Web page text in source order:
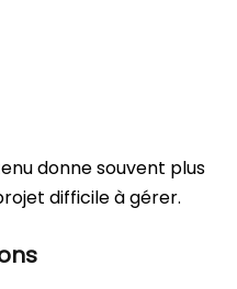
donne souvent plus
difficile à gérer.